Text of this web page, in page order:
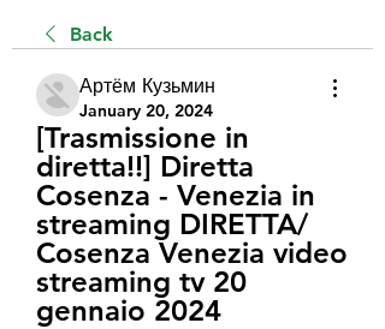
Back
Артём Кузьмин
January 20, 2024
[Trasmissione in
diretta!!] Diretta
Cosenza - Venezia in
streaming DIRETTA/
Cosenza Venezia video
streaming tv 20
gennaio 2024